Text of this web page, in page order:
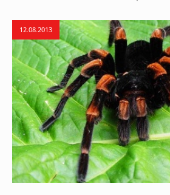
12.08.2013